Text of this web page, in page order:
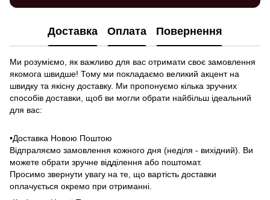
Доставка Оплата Повернення
Ми розуміємо, як важливо для вас отримати своє замовлення
якомога швидше! Тому ми покладаємо великий акцент на
швидку та якісну доставку. Ми пропонуємо кілька зручних
способів доставки, щоб ви могли обрати найбільш ідеальний
для вас:
•Доставка Новою Поштою
Відпраляємо замовлення кожного дня (неділя - вихідний). Ви
можете обрати зручне відділення або поштомат.
Просимо звернути увагу на те, що вартість доставки
оплачується окремо при отриманні.